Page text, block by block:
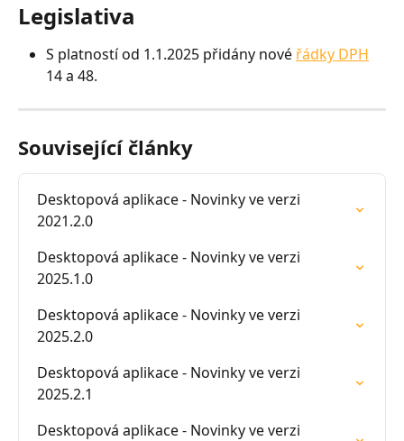
Legislativa
S platností od 1.1.2025 přidány nové řádky DPH
14 a 48.
Související články
Desktopová aplikace - Novinky ve verzi
2021.2.0
Desktopová aplikace - Novinky ve verzi
2025.1.0
Desktopová aplikace - Novinky ve verzi
2025.2.0
Desktopová aplikace - Novinky ve verzi
2025.2.1
Desktopová aplikace - Novinky ve verzi